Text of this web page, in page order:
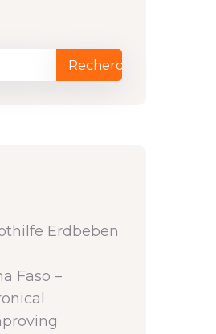
Erdbeben
Faso –